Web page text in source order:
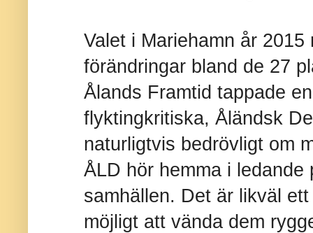
Valet i Mariehamn år
förändringar bland de 27
Ålands Framtid tappade
flyktingkritiska, Åländsk
naturligtvis bedrövligt om
ÅLD hör hemma i ledande
samhällen. Det är likväl
möjligt att vända dem